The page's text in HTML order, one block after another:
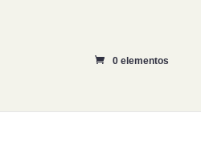
0 elementos
CONTACTO